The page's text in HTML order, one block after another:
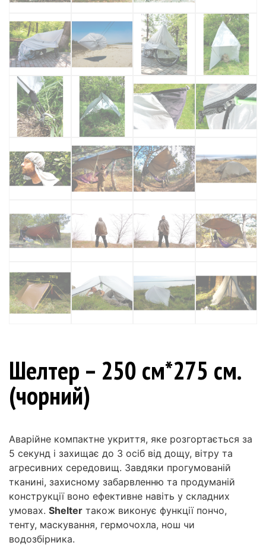
Шелтер – 250 см*275 см.
(чорний)
Аварійне компактне укриття, яке розгортається за
5 секунд і захищає до 3 осіб від дощу, вітру та
агресивних середовищ. Завдяки прогумованій
тканині, захисному забарвленню та продуманій
конструкції воно ефективне навіть у складних
умовах. Shelter також виконує функції пончо,
тенту, маскування, гермочохла, нош чи
водозбірника.